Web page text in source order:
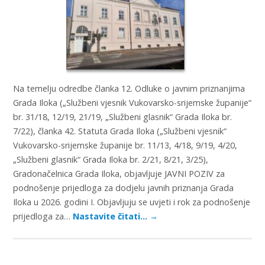
Na temelju odredbe članka 12. Odluke o javnim priznanjima
Grada Iloka („Službeni vjesnik Vukovarsko-srijemske županije“
br. 31/18, 12/19, 21/19, „Službeni glasnik“ Grada Iloka br.
7/22), članka 42. Statuta Grada Iloka („Službeni vjesnik“
Vukovarsko-srijemske županije br. 11/13, 4/18, 9/19, 4/20,
„Službeni glasnik“ Grada Iloka br. 2/21, 8/21, 3/25),
Gradonačelnica Grada Iloka, objavljuje JAVNI POZIV za
podnošenje prijedloga za dodjelu javnih priznanja Grada
Iloka u 2026. godini I. Objavljuju se uvjeti i rok za podnošenje
prijedloga za… Nastavite čitati… →